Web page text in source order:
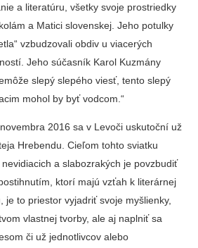
a literatúru, všetky svoje prostriedky
a Matici slovenskej. Jeho potulky
vzbudzovali obdiv u viacerých
Jeho súčasník Karol Kuzmány
slepý slepého viesť, tento slepý
mohol by byť vodcom.“
2016 sa v Levoči uskutoční už
Hrebendu. Cieľom tohto sviatku
a slabozrakých je povzbudiť
ktorí majú vzťah k literárnej
je to priestor vyjadriť svoje myšlienky,
vlastnej tvorby, ale aj naplniť sa
či už jednotlivcov alebo